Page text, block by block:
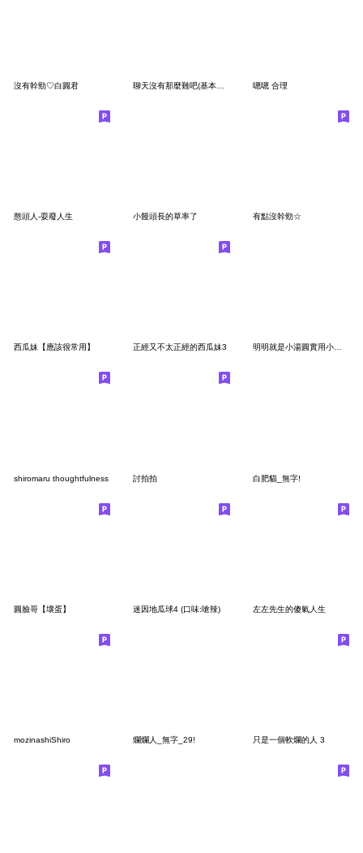
沒有幹勁♡白圓君 嗯嗯 合理
憨頭人-耍廢人生 小饅頭長的草率了 有點沒幹勁☆
西瓜妹【應該很常用】 正經又不太正經的西瓜妹3 明明就是小湯圓實用小貼圖
shiromaru thoughtfulness 討拍拍 白肥貓_無字!
圓臉哥【壞蛋】 迷因地瓜球4 (口味:嗆辣) 左左先生的傻氣人生
mozinashiShiro 爛爛人_無字_29! 只是一個軟爛的人 3